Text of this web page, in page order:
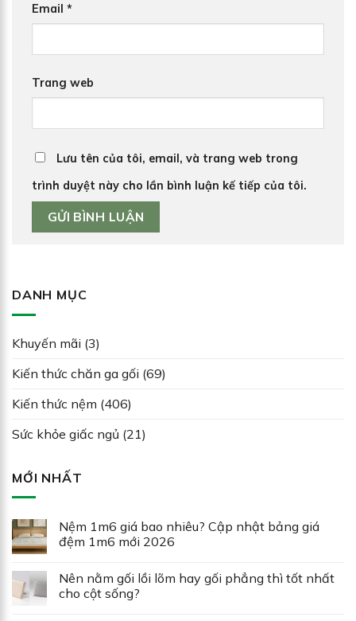
Email *
Trang web
Lưu tên của tôi, email, và trang web trong
trình duyệt này cho lần bình luận kế tiếp của tôi.
DANH MỤC
Khuyến mãi (3)
Kiến thức chăn ga gối (69)
Kiến thức nệm (406)
Sức khỏe giấc ngủ (21)
MỚI NHẤT
Nệm 1m6 giá bao nhiêu? Cập nhật bảng giá
đệm 1m6 mới 2026
Nên nằm gối lồi lõm hay gối phẳng thì tốt nhất
cho cột sống?